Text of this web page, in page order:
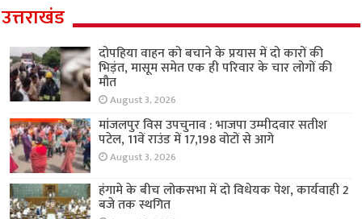
उत्तराखंड
दोपहिया वाहन को बचाने के प्रयास में दो कारों की
भिड़ंत, मासूम समेत एक ही परिवार के चार लोगों की
मौत
August 3, 2026
मांजलपुर विस उपचुनाव : भाजपा उम्मीदवार सतीश
पटेल, 11वें राउंड में 17,198 वोटों से आगे
August 3, 2026
हंगामे के बीच लोकसभा में दो विधेयक पेश, कार्यवाही 2
बजे तक स्थगित